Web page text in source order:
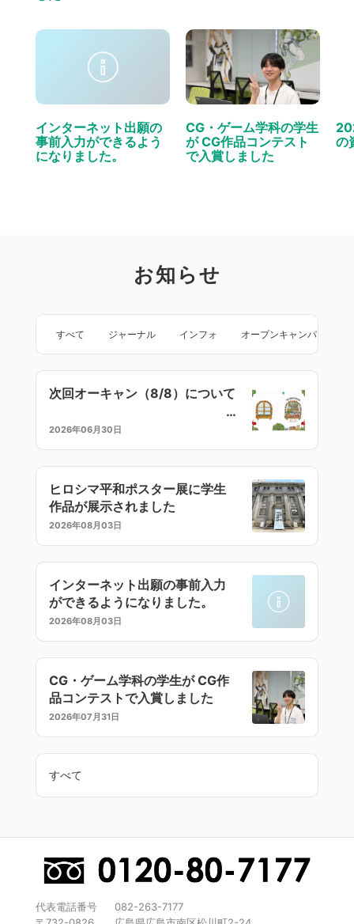
インターネット出願の
事前入力ができるよう
になりました。
CG・ゲーム学科の学生
が CG作品コンテスト
で入賞しました
の
お知らせ
すべて ジャーナル インフォ オープンキャンパス
次回オーキャン（8/8）について
2026年06月30日
ヒロシマ平和ポスター展に学生
作品が展示されました
2026年08月03日
インターネット出願の事前入力
ができるようになりました。
2026年08月03日
CG・ゲーム学科の学生が CG作
品コンテストで入賞しました
2026年07月31日
すべて
代表電話番号
082-263-7177